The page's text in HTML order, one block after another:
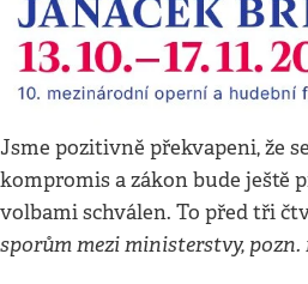
Jsme pozitivně překvapeni, že
kompromis a zákon bude ještě
volbami schválen. To před tři
sporům mezi ministerstvy, pozn.